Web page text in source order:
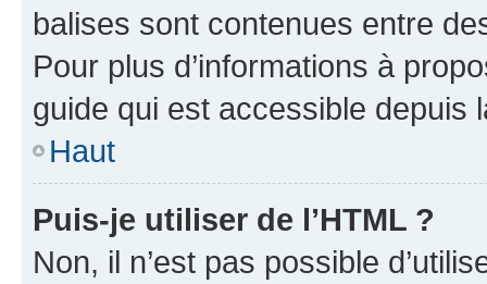
balises sont contenues entre
Pour plus d’informations à
guide qui est accessible depuis
Haut
Puis-je utiliser de l’HTML ?
Non, il n’est pas possible